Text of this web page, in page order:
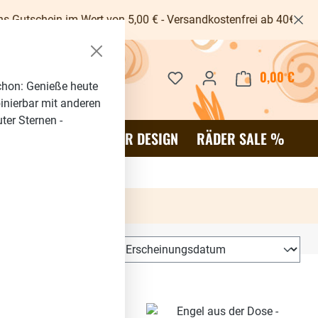
von 5,00 € - Versandkostenfrei ab 40€ -
Du hast 0 Produkte auf dem
0,00 €
RÄDER DESIGN RÄDER SALE %
Genieße heute
mit anderen
Sternen -